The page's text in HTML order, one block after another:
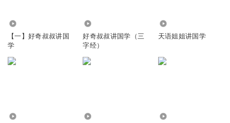
【一】好奇叔叔讲国
学
好奇叔叔讲国学（三
字经）
天语姐姐讲国学